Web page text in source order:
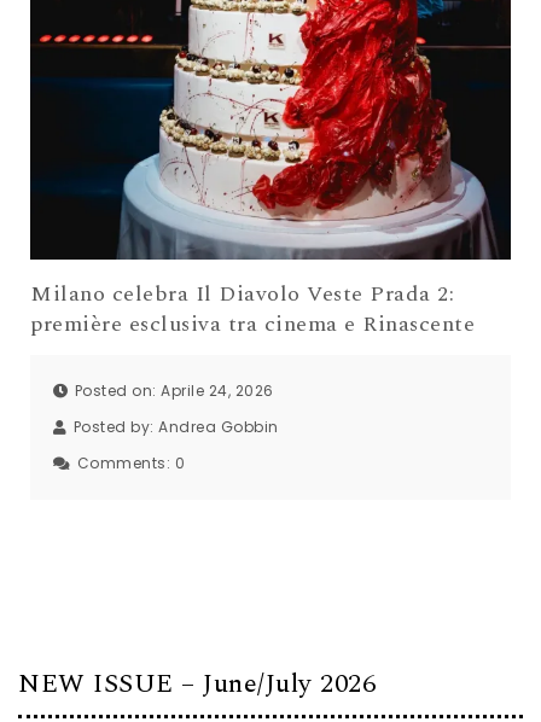
Milano celebra Il Diavolo Veste Prada 2:
première esclusiva tra cinema e Rinascente
Posted on: Aprile 24, 2026
Posted by: Andrea Gobbin
Comments: 0
NEW ISSUE – June/July 2026